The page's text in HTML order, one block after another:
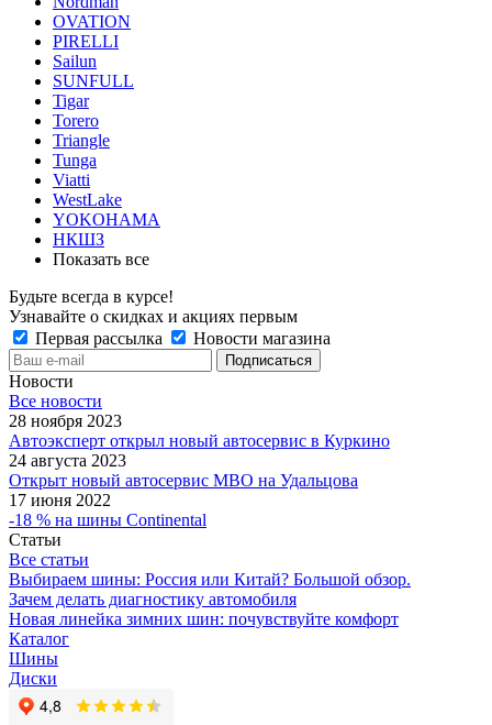
OVATION
PIRELLI
Sailun
SUNFULL
Tigar
Torero
Triangle
Tunga
Viatti
WestLake
YOKOHAMA
НКШЗ
Показать все
Будьте всегда в курсе!
Узнавайте о скидках и акциях первым
Первая рассылка
Новости магазина
Новости
Все новости
28 ноября 2023
Автоэксперт открыл новый автосервис в Куркино
24 августа 2023
Открыт новый автосервис МВО на Удальцова
17 июня 2022
-18 % на шины Continental
Статьи
Все статьи
Выбираем шины: Россия или Китай? Большой обзор.
Зачем делать диагностику автомобиля
Новая линейка зимних шин: почувствуйте комфорт
Каталог
Шины
Диски